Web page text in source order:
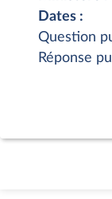
Dates :
Question
Réponse